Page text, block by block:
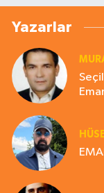
Yazarlar